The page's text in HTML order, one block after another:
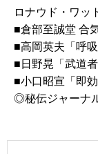
ロナウド・ワッ
■倉部至誠堂 合
■高岡英夫「呼吸
■日野晃「武道
■小口昭宣「即
◎秘伝ジャーナ